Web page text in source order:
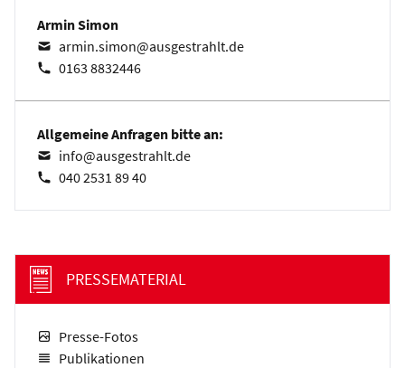
Armin Simon
armin.simon@ausgestrahlt.de
0163 8832446
Allgemeine Anfragen bitte an:
info@ausgestrahlt.de
040 2531 89 40
PRESSEMATERIAL
Presse-Fotos
Publikationen